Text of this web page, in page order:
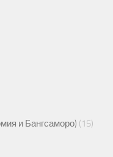
и Бангсаморо) (15)